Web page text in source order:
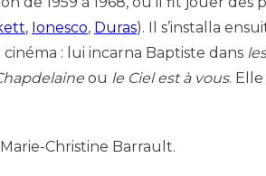
, Ionesco, Duras). Il s’installa
: lui incarna Baptiste dans
ou le Ciel est à vous.
Christine Barrault.